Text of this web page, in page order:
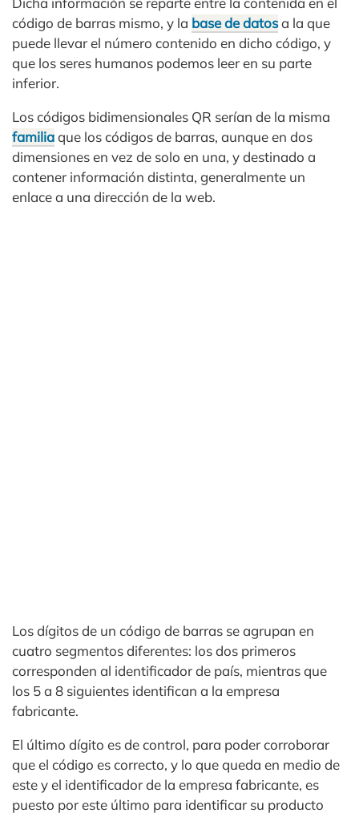
código de barras mismo, y la base de datosa la que
puede llevar el número contenido en dicho código, y
que los seres humanos podemos leer en su parte
inferior.
Los códigos bidimensionales QR serían de la misma
familiaque los códigos de barras, aunque en dos
dimensiones en vez de solo en una, y destinado a
contener información distinta, generalmente un
enlace a una dirección de la web.
Los dígitos de un código de barras se agrupan en
cuatro segmentos diferentes: los dos primeros
corresponden al identificador de país, mientras que
los 5 a 8 siguientes identifican a la empresa
fabricante.
El último dígito es de control, para poder corroborar
que el código es correcto, y lo que queda en medio de
este y el identificador de la empresa fabricante, es
puesto por este último para identificar su producto